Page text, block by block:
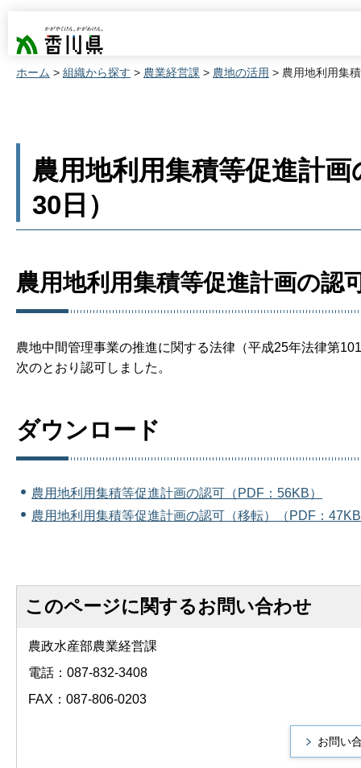
香川県
ホーム > 組織から探す > 農業経営課 > 農地の活用 > 農用地利用集
農用地利用集積等促進計
30日）
農用地利用集積等促進計画の認
農地中間管理事業の推進に関する法律（平成25年法律第
次のとおり認可しました。
ダウンロード
農用地利用集積等促進計画の認可（PDF：56KB）
農用地利用集積等促進計画の認可（移転）（PDF：
このページに関するお問い合わせ
農政水産部農業経営課
電話：087-832-3408
FAX：087-806-0203